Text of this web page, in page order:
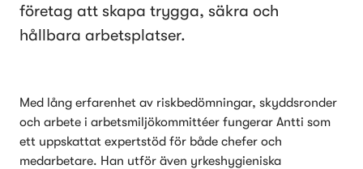
företag att skapa trygga, säkra och
hållbara arbetsplatser.
Med lång erfarenhet av riskbedömningar, skyddsronder
och arbete i arbetsmiljökommittéer fungerar Antti som
ett uppskattat expertstöd för både chefer och
medarbetare. Han utför även yrkeshygieniska